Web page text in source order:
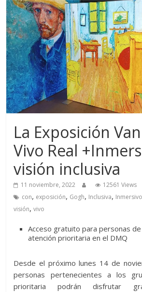
La Exposición
Vivo Real
visión inclusiva
11 noviembre, 2022 12561 Views
con, exposición, Gogh, Inclusiva, Inmersivo
visión,vivo
Acceso gratuito para personas
atención prioritaria en el DMQ
Desde el próximo lunes 14 de
personas pertenecientes a los
prioritaria podrán disfrutar